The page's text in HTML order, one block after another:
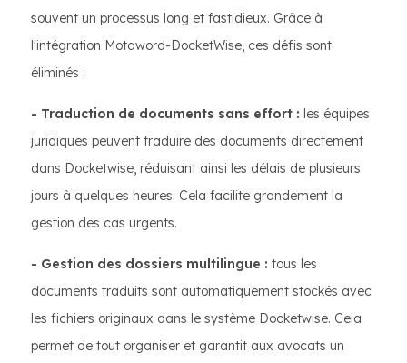
souvent un processus long et fastidieux. Grâce à
l'intégration Motaword-DocketWise, ces défis sont
éliminés :
- Traduction de documents sans effort : les équipes
juridiques peuvent traduire des documents directement
dans Docketwise, réduisant ainsi les délais de plusieurs
jours à quelques heures. Cela facilite grandement la
gestion des cas urgents.
- Gestion des dossiers multilingue : tous les
documents traduits sont automatiquement stockés avec
les fichiers originaux dans le système Docketwise. Cela
permet de tout organiser et garantit aux avocats un